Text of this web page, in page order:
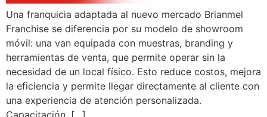
Una franquicia adaptada al nuevo mercado Brianmel
Franchise se diferencia por su modelo de showroom
móvil: una van equipada con muestras, branding y
herramientas de venta, que permite operar sin la
necesidad de un local físico. Esto reduce costos, mejora
la eficiencia y permite llegar directamente al cliente con
una experiencia de atención personalizada.